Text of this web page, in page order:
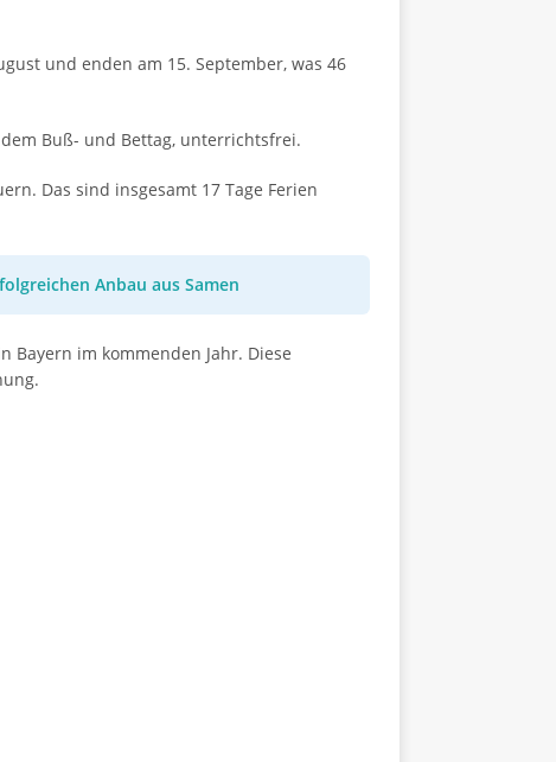
und enden am 15. September, was 46
Buß- und Bettag, unterrichtsfrei.
Das sind insgesamt 17 Tage Ferien
Anbau aus Samen
im kommenden Jahr. Diese